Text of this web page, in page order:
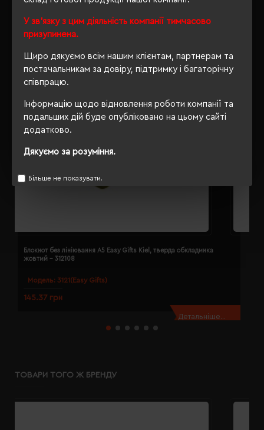
У зв'язку з цим діяльність компанії тимчасово
призупинена.
Щиро дякуємо всім нашим клієнтам, партнерам та
постачальникам за довіру, підтримку і багаторічну
співпрацю.
Інформацію щодо відновлення роботи компанії та
подальших дій буде опубліковано на цьому сайті
додатково.
Дякуємо за розуміння.
Більше не показувати.
Модель: 3121(Easy Gifts)
Блокнот без лініювання A5 Easy Gifts Kiel, тверда обкладинка
жовтий - 312108
145.37 грн
Детальніше...
ТОВАРИ ТОГО Ж БРЕНДУ